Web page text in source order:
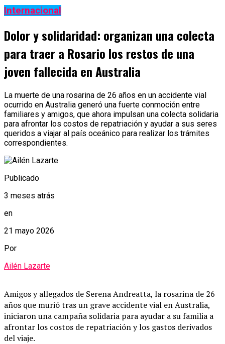
Internacional
Dolor y solidaridad: organizan una colecta
para traer a Rosario los restos de una
joven fallecida en Australia
La muerte de una rosarina de 26 años en un accidente vial
ocurrido en Australia generó una fuerte conmoción entre
familiares y amigos, que ahora impulsan una colecta solidaria
para afrontar los costos de repatriación y ayudar a sus seres
queridos a viajar al país oceánico para realizar los trámites
correspondientes.
Publicado
3 meses atrás
en
21 mayo 2026
Por
Ailén Lazarte
Amigos y allegados de Serena Andreatta, la rosarina de 26
años que murió tras un grave accidente vial en Australia,
iniciaron una campaña solidaria para ayudar a su familia a
afrontar los costos de repatriación y los gastos derivados
del viaje.